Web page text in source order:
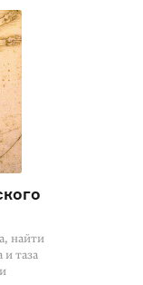
найти
таза